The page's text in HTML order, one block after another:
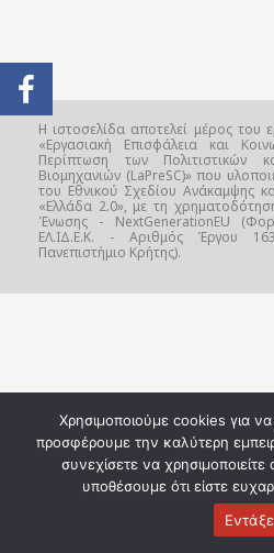
Η ιστοσελίδα αποτελεί μέρος του
«Εργασιακή Επισφάλεια και
Περίπτωση των Πολιτιστικών
Βιομηχανιών (LaPreSC)» που
του Εθνικού Σχεδίου Ανάκαμψης
«Ελλάδα 2.0», με τη
Ένωσης - NextGenerationEU
ΕΛ.ΙΔ.Ε.Κ. - Αριθμός Έργου
Πανεπιστήμιο Κρήτης).
Χρησιμοποιούμε cookies για
προσφέρουμε την καλύτερη
συνεχίσετε να
υποθέσουμε ότι είστε